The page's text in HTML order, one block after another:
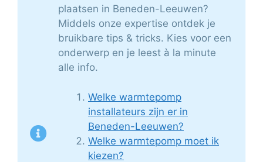
plaatsen in Beneden-Leeuwen?
Middels onze expertise ontdek je
bruikbare tips & tricks. Kies voor een
onderwerp en je leest à la minute
alle info.
Welke warmtepomp
installateurs zijn er in
Beneden-Leeuwen?
Welke warmtepomp moet ik
kiezen?